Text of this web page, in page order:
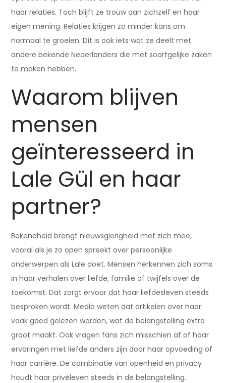
haar relaties. Toch blijft ze trouw aan zichzelf en haar
eigen mening. Relaties krijgen zo minder kans om
normaal te groeien. Dit is ook iets wat ze deelt met
andere bekende Nederlanders die met soortgelijke zaken
te maken hebben.
Waarom blijven
mensen
geïnteresseerd in
Lale Gül en haar
partner?
Bekendheid brengt nieuwsgierigheid met zich mee,
vooral als je zo open spreekt over persoonlijke
onderwerpen als Lale doet. Mensen herkennen zich soms
in haar verhalen over liefde, familie of twijfels over de
toekomst. Dat zorgt ervoor dat haar liefdesleven steeds
besproken wordt. Media weten dat artikelen over haar
vaak goed gelezen worden, wat de belangstelling extra
groot maakt. Ook vragen fans zich misschien af of haar
ervaringen met liefde anders zijn door haar opvoeding of
haar carrière. De combinatie van openheid en privacy
houdt haar privéleven steeds in de belangstelling.